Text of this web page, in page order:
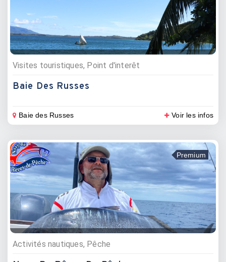
Visites touristiques, Point d'interêt
Baie Des Russes
Baie des Russes Voir les infos
Premium
Activités nautiques, Pêche